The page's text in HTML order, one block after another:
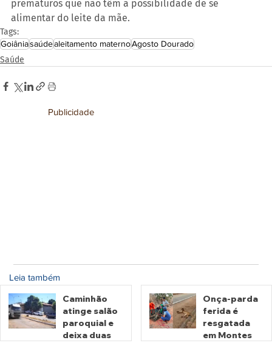
prematuros que não têm a possibilidade de se
alimentar do leite da mãe.
Tags:
Goiâniasaúdealeitamento maternoAgosto Dourado
Saúde
Publicidade
Leia também
Caminhão
atinge salão
paroquial e
deixa duas
Onça-parda
ferida é
resgatada
em Montes